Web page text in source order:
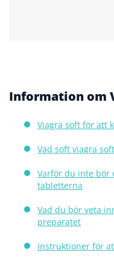
Information om
Viagra soft för att
Vad soft viagra
Varför du inte bör
tabletterna
Vad du bör veta
preparatet
Instruktioner för